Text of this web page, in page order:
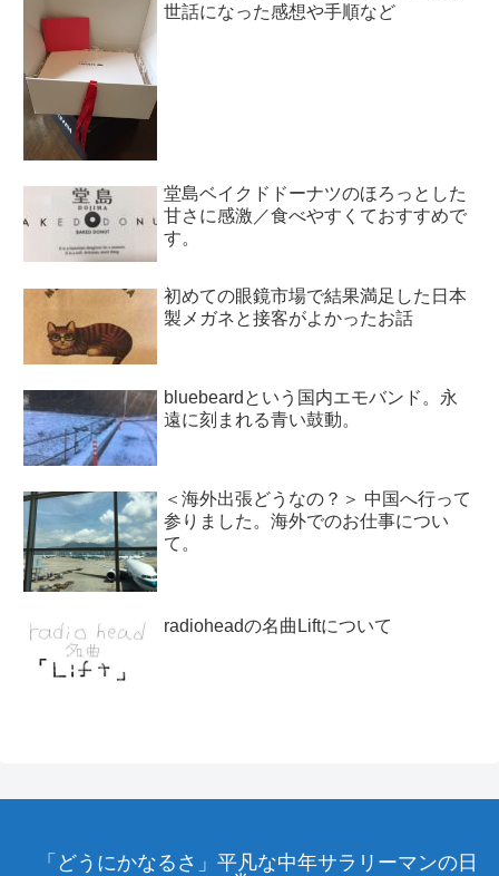
世話になった感想や手順など
堂島ベイクドドーナツのほろっとした
甘さに感激／食べやすくておすすめで
す。
初めての眼鏡市場で結果満足した日本
製メガネと接客がよかったお話
bluebeardという国内エモバンド。永
遠に刻まれる青い鼓動。
＜海外出張どうなの？＞ 中国へ行って
参りました。海外でのお仕事につい
て。
radioheadの名曲Liftについて
「どうにかなるさ」平凡な中年サラリーマンの日